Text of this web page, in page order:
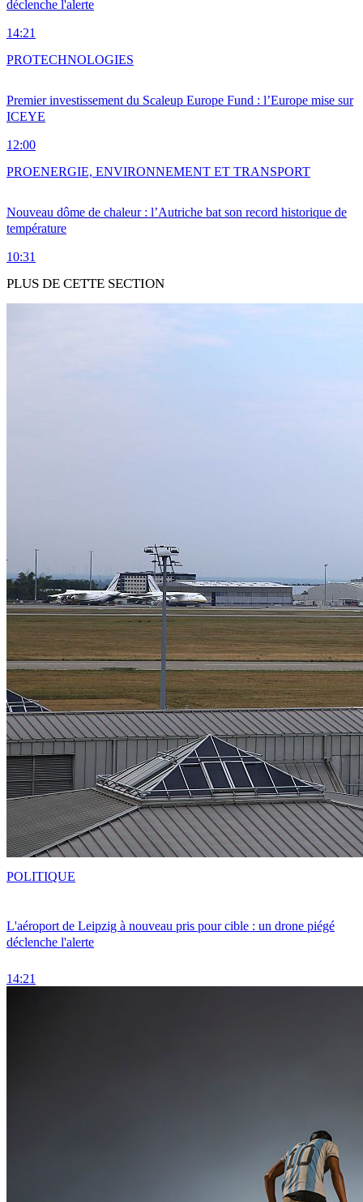
déclenche l'alerte
14:21
Premier investissement du Scaleup Europe Fund : l’Europe mise sur
ICEYE
12:00
PROTECHNOLOGIES
Nouveau dôme de chaleur : l’Autriche bat son record historique de
température
10:31
PROENERGIE, ENVIRONNEMENT ET TRANSPORT
PLUS DE CETTE SECTION
L'aéroport de Leipzig à nouveau pris pour cible : un drone piégé
déclenche l'alerte
14:21
POLITIQUE